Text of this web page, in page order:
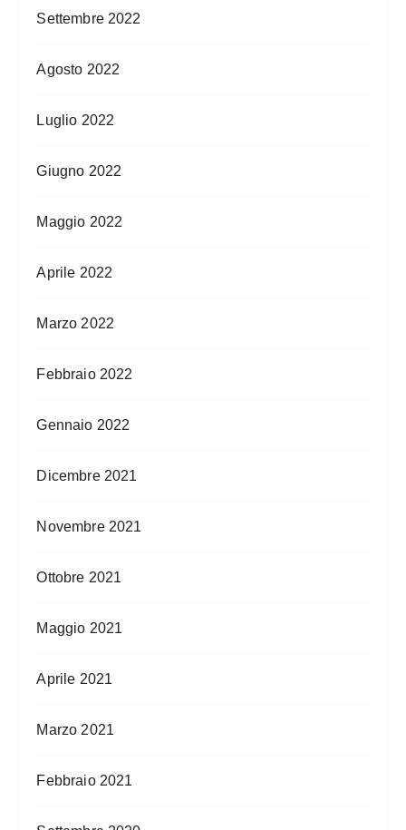
Settembre 2022
Agosto 2022
Luglio 2022
Giugno 2022
Maggio 2022
Aprile 2022
Marzo 2022
Febbraio 2022
Gennaio 2022
Dicembre 2021
Novembre 2021
Ottobre 2021
Maggio 2021
Aprile 2021
Marzo 2021
Febbraio 2021